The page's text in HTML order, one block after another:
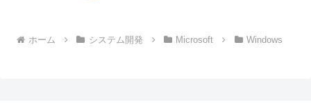
ホーム システム開発 Microsoft Windows